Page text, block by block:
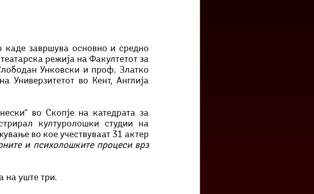
завршува основно и средно
режија на Факултетот за
Унковски и проф. Златко
Универзитетот во Кент, Англија
во Скопје на катедрата за
културолошки студии на
во кое учествуваат 31 актер
и психолошките процеси врз
на уште три.